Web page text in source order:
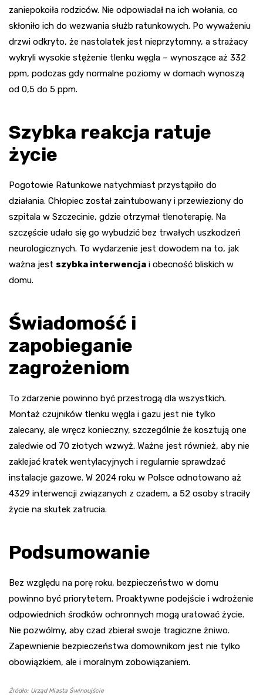
zaniepokoiła rodziców. Nie odpowiadał na ich wołania, co
skłoniło ich do wezwania służb ratunkowych. Po wyważeniu
drzwi odkryto, że nastolatek jest nieprzytomny, a strażacy
wykryli wysokie stężenie tlenku węgla – wynoszące aż 332
ppm, podczas gdy normalne poziomy w domach wynoszą
od 0,5 do 5 ppm.
Szybka reakcja ratuje
życie
Pogotowie Ratunkowe natychmiast przystąpiło do
działania. Chłopiec został zaintubowany i przewieziony do
szpitala w Szczecinie, gdzie otrzymał tlenoterapię. Na
szczęście udało się go wybudzić bez trwałych uszkodzeń
neurologicznych. To wydarzenie jest dowodem na to, jak
ważna jest szybka interwencja i obecność bliskich w
domu.
Świadomość i
zapobieganie
zagrożeniom
To zdarzenie powinno być przestrogą dla wszystkich.
Montaż czujników tlenku węgla i gazu jest nie tylko
zalecany, ale wręcz konieczny, szczególnie że kosztują one
zaledwie od 70 złotych wzwyż. Ważne jest również, aby nie
zaklejać kratek wentylacyjnych i regularnie sprawdzać
instalacje gazowe. W 2024 roku w Polsce odnotowano aż
4329 interwencji związanych z czadem, a 52 osoby straciły
życie na skutek zatrucia.
Podsumowanie
Bez względu na porę roku, bezpieczeństwo w domu
powinno być priorytetem. Proaktywne podejście i wdrożenie
odpowiednich środków ochronnych mogą uratować życie.
Nie pozwólmy, aby czad zbierał swoje tragiczne żniwo.
Zapewnienie bezpieczeństwa domownikom jest nie tylko
obowiązkiem, ale i moralnym zobowiązaniem.
Źródło: Urząd Miasta Świnoujście